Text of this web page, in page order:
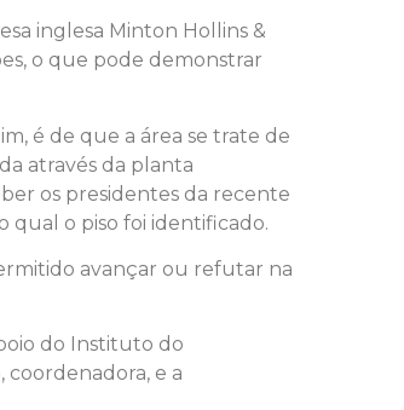
inglesa Minton Hollins &
o que pode demonstrar
é de que a área se trate de
através da planta
os presidentes da recente
qual o piso foi identificado.
avançar ou refutar na
do Instituto do
e a